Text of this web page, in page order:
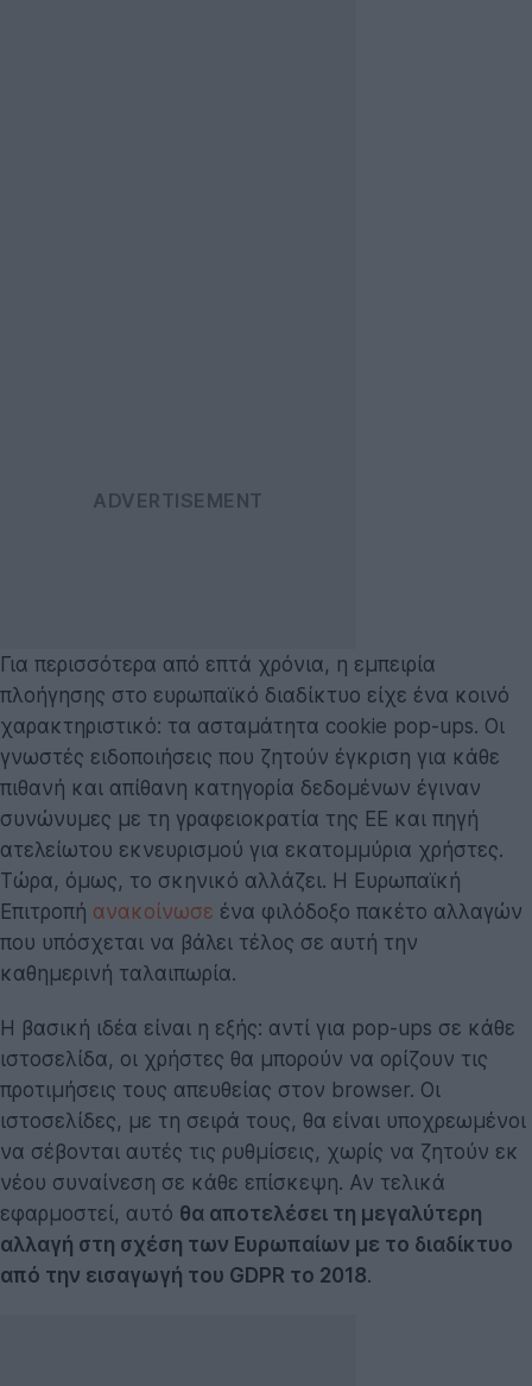
Για περισσότερα από επτά χρόνια, η εμπειρία
πλοήγησης στο ευρωπαϊκό διαδίκτυο είχε ένα κοινό
χαρακτηριστικό: τα ασταμάτητα cookie pop-ups. Οι
γνωστές ειδοποιήσεις που ζητούν έγκριση για κάθε
πιθανή και απίθανη κατηγορία δεδομένων έγιναν
συνώνυμες με τη γραφειοκρατία της ΕΕ και πηγή
ατελείωτου εκνευρισμού για εκατομμύρια χρήστες.
Τώρα, όμως, το σκηνικό αλλάζει. Η Ευρωπαϊκή
Επιτροπή ανακοίνωσε ένα φιλόδοξο πακέτο αλλαγών
που υπόσχεται να βάλει τέλος σε αυτή την
καθημερινή ταλαιπωρία.
Η βασική ιδέα είναι η εξής: αντί για pop-ups σε κάθε
ιστοσελίδα, οι χρήστες θα μπορούν να ορίζουν τις
προτιμήσεις τους απευθείας στον browser. Οι
ιστοσελίδες, με τη σειρά τους, θα είναι υποχρεωμένοι
να σέβονται αυτές τις ρυθμίσεις, χωρίς να ζητούν εκ
νέου συναίνεση σε κάθε επίσκεψη. Αν τελικά
εφαρμοστεί, αυτό θα αποτελέσει τη μεγαλύτερη
αλλαγή στη σχέση των Ευρωπαίων με το διαδίκτυο
από την εισαγωγή του GDPR το 2018.